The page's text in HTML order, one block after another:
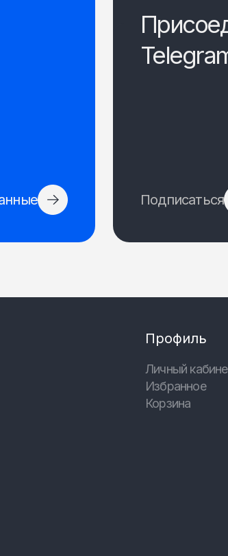
Подписаться
Профиль
Личный
Избранное
Корзина